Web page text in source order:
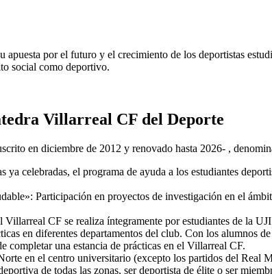
por el futuro y el crecimiento de los deportistas
social como deportivo.
Villarreal CF del Deporte
en diciembre de 2012 y renovado hasta 2026- ,
ya celebradas, el programa de ayuda a los estudiantes
Participación en proyectos de investigación en el
CF se realiza íntegramente por estudiantes de la
en diferentes departamentos del club. Con los alumnos
completar una estancia de prácticas en el Villarreal CF.
en el centro universitario (excepto los partidos del Real
de todas las zonas, ser deportista de élite o ser